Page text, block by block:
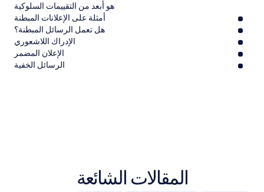
هو أبعد من التقييمات السلوكية
أمثلة على الإعلانات المبطنة
هل تعمل الرسائل المبطنة؟
الإدراك اللاشعوري
الإعلان المضمر
الرسائل الخفية
المقالات الشائعة